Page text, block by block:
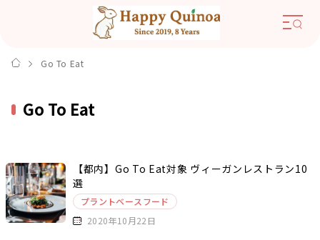
Go To Eat
Go To Eat
【都内】Go To Eat対象 ヴィーガンレストラン10
選
プラントベースフード
2020年10月22日